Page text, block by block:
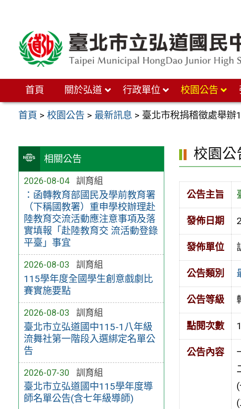
首頁 關於弘道 行政單位 校園公告
首頁 >校園公告 > 最新訊息 > 臺北市稅捐稽徵處舉辦
相關公告
2026-08-04 訓育組
：函轉教育部國民及學前教育署
（下稱國教署）重申學校辦理赴
陸教育交流活動應注意事項及落
實填報「赴陸教育交 流活動登錄
平臺」事宜
2026-08-03 訓育組
115學年度全國學生創意戲劇比
賽實施要點
2026-08-03 訓育組
臺北市立弘道國中115-1八年級
流舞社第一階段入選綁定名單公
告
2026-07-30 訓育組
臺北市立弘道國中115學年度導
師名單公告(含七年級導師)
校園公
公告主旨
發佈日期
發佈單位
公告類別
公告等級
點閱次數
公告內容